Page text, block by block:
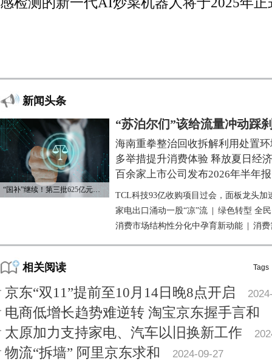
新闻头条
“国补”继续！第三批625亿元资金已下达
“苏泊尔们”该给流量冲动踩
海南重拳整治回收拆解利用处置
多举措提升消费体验 释放夏日经
百余家上市公司发布2026年半年报
TCL科技93亿收购项目过会，面板龙头加
家电出口涌动一股“凉”流
绿色转型 全
消费市场结构性分化中孕育新动能
消费
相关阅读 Tags
京东“双11”提前至10月14日晚8点开启
电商低增长趋势难逆转 淘宝京东握手言和
太原加力支持家电、汽车以旧换新工作
物流“拆墙” 阿里京东求和 2024-09-27